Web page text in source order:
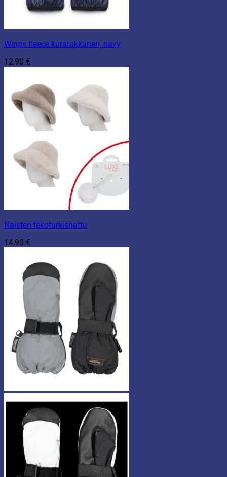
Wings fleece kurarukkanen, navy
12,90 €
Naisten tekoturkishattu
14,90 €